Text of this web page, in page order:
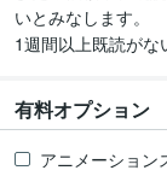
いとみなします。
1週間以上既読がな
有料オプション
アニメーション